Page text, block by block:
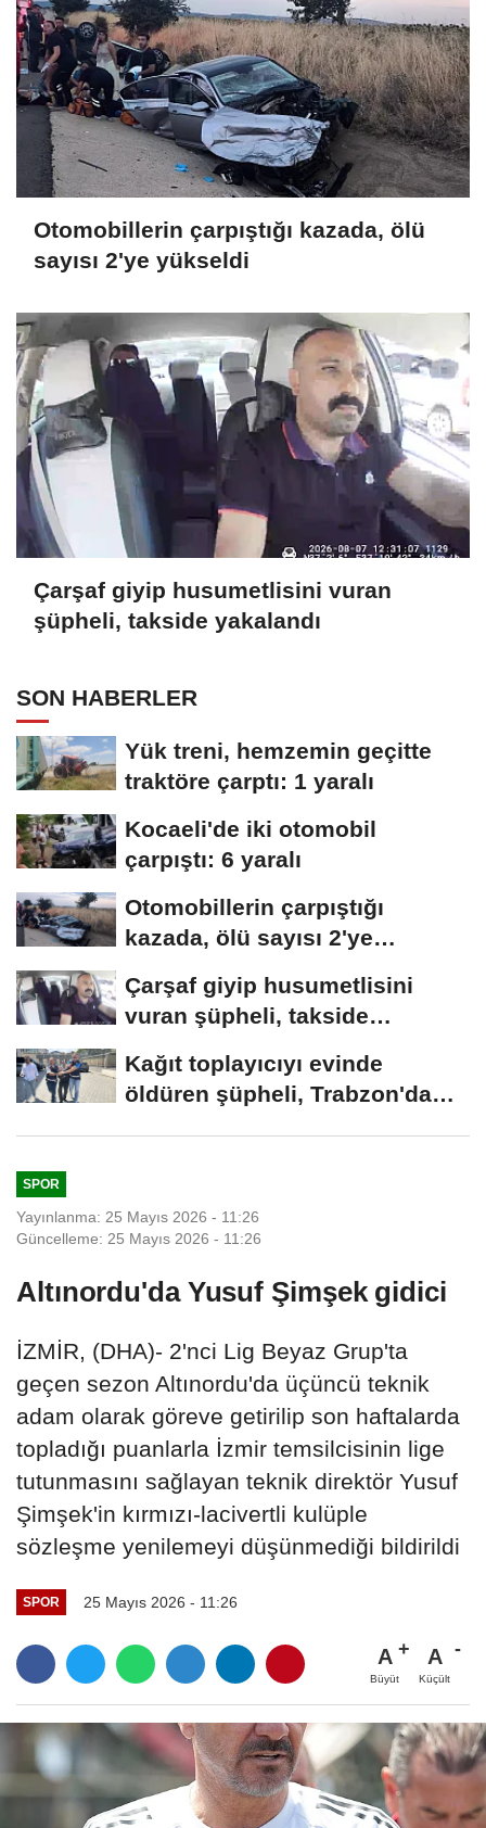
Otomobillerin çarpıştığı kazada, ölü
sayısı 2'ye yükseldi
Çarşaf giyip husumetlisini vuran
şüpheli, takside yakalandı
SON HABERLER
Yük treni, hemzemin geçitte
traktöre çarptı: 1 yaralı
Kocaeli'de iki otomobil
çarpıştı: 6 yaralı
Otomobillerin çarpıştığı
kazada, ölü sayısı 2'ye
Çarşaf giyip husumetlisini
vuran şüpheli, takside
Kağıt toplayıcıyı evinde
öldüren şüpheli, Trabzon'da
SPOR
Yayınlanma: 25 Mayıs 2026 - 11:26
Güncelleme: 25 Mayıs 2026 - 11:26
Altınordu'da Yusuf Şimşek gidici
İZMİR, (DHA)- 2'nci Lig Beyaz Grup'ta
geçen sezon Altınordu'da üçüncü teknik
adam olarak göreve getirilip son haftalarda
topladığı puanlarla İzmir temsilcisinin lige
tutunmasını sağlayan teknik direktör Yusuf
Şimşek'in kırmızı-lacivertli kulüple
sözleşme yenilemeyi düşünmediği bildirildi
SPOR 25 Mayıs 2026 - 11:26
A
Büyüt
A
Küçült